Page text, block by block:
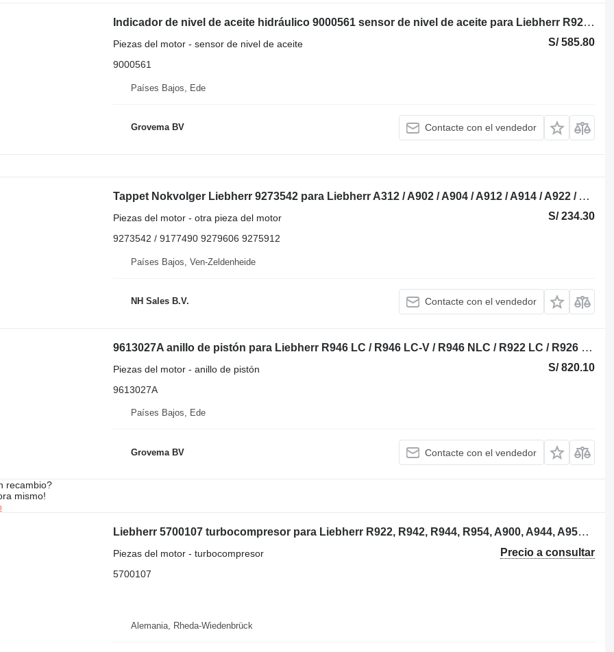
Indicador de nivel de aceite hidráulico 9000561 sensor de nivel de aceite para Liebherr R922 LC / R926 LC excavadora
S/ 585.80
Piezas del motor - sensor de nivel de aceite
9000561
Países Bajos, Ede
Grovema BV Contacte con el vendedor
Tappet Nokvolger Liebherr 9273542 para Liebherr A312 / A902 / A904 / A912 / A914 / A922 / A924 / A932 / A944 / A954 / R902 / L534-434 / L538-432 / L541-289 / L544-442 / L544-443 / L544-444 / L554-452 / L564 / L574 / L580 / A942 / A974 / P904 / P912 / P932 / P934 / P942 / P944 / P954 / P964 / P974 / R321 / R902 / R904 / R912 / R914 / R922 / R924 / R932 / R934 / R942 / R944 / R954 / R964 / R974 - A 312 / A 902 / A 904 / A 912 / A 914 / A 922 / A 924 / A 932 / A 944 / A 954 / R 902 / L 534 - 434 / L 538 - 432 / L 541 - 289 / L 544 - 442 / L 544 - 443 / L 544 - 444 / L 554 - 452 / L 564 / L 574 / L580 / A 942 / A 974 / P 904 / P 912 / P 932 / P 934 / P 942 / P 944 / P 954 / P 964 / P 974 / R 321 / R 902 / R 904 / R 912 / R 914 / R 922 / R 924 / R 932 / R 934 / R 942 / R 944 / R 954 / R 964 / R 974 excavadora
S/ 234.30
Piezas del motor - otra pieza del motor
9273542 / 9177490 9279606 9275912
Países Bajos, Ven-Zeldenheide
NH Sales B.V. Contacte con el vendedor
9613027A anillo de pistón para Liebherr R946 LC / R946 LC-V / R946 NLC / R922 LC / R926 LC / R922 SLC excavadora
S/ 820.10
Piezas del motor - anillo de pistón
9613027A
Países Bajos, Ede
Grovema BV Contacte con el vendedor
recambio?
mismo!
Liebherr 5700107 turbocompresor para Liebherr R922, R942, R944, R954, A900, A944, A954, PR734, PR742 excavadora
Precio a consultar
Piezas del motor - turbocompresor
5700107
Alemania, Rheda-Wiedenbrück